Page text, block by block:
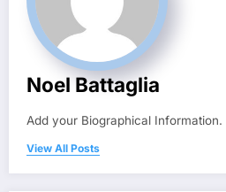
Noel Battaglia
Add your Biographical Information.
View All Posts